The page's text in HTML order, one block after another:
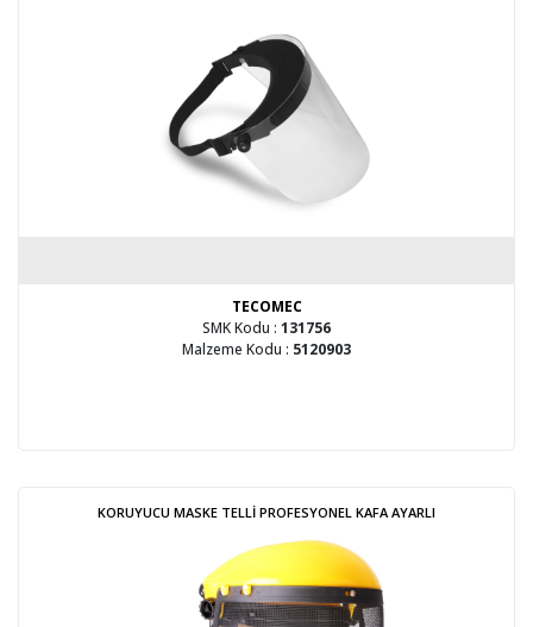
TECOMEC
SMK Kodu : 131756
Malzeme Kodu : 5120903
KORUYUCU MASKE TELLİ PROFESYONEL KAFA AYARLI